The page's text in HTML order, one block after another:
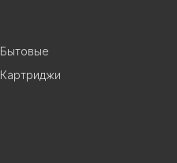
Бытовые
Картриджи